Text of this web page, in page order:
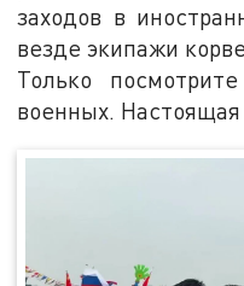
заходов в
везде экипажи
Только
военных. Настоящая